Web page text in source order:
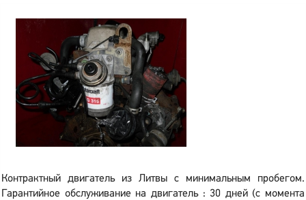
Контрактный двигатель из Литвы с минимальным пробегом.
Гарантийное обслуживание на двигатель : 30 дней (с момента